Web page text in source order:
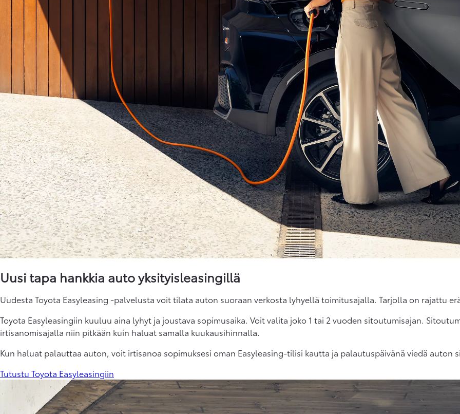
Corolla Touring Sports
HYBRIDI
Alkaen
RAV4
Uusi tapa hankkia auto yksityisleasingillä
Uudesta Toyota Easyleasing -palvelusta voit tilata auton suoraan verkosta lyhyellä toimitusajalla. Tarjolla on rajattu
Toyota Easyleasingiin kuuluu aina lyhyt ja joustava sopimusaika. Voit valita joko 1 tai 2 vuoden sitoutumisajan.
irtisanomisajalla niin pitkään kuin haluat samalla kuukausihinnalla.
Kun haluat palauttaa auton, voit irtisanoa sopimuksesi oman Easyleasing-tilisi kautta ja palautuspäivänä viedä auton
Tutustu Toyota Easyleasingiin